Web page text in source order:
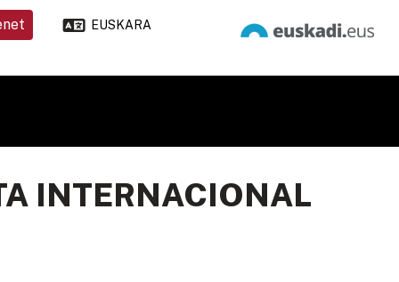
EUSKARA
INTERNACIONAL